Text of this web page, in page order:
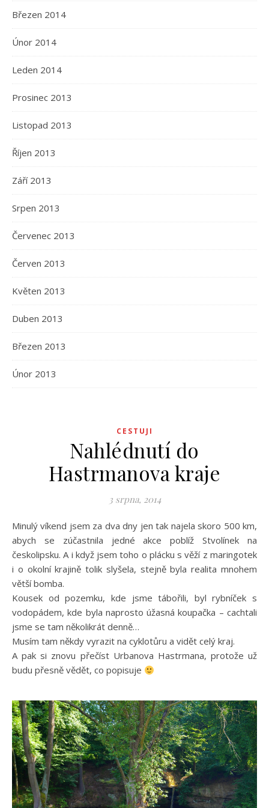
Březen 2014
Únor 2014
Leden 2014
Prosinec 2013
Listopad 2013
Říjen 2013
Září 2013
Srpen 2013
Červenec 2013
Červen 2013
Květen 2013
Duben 2013
Březen 2013
Únor 2013
CESTUJI
Nahlédnutí do
Hastrmanova kraje
3 srpna, 2014
Minulý víkend jsem za dva dny jen tak najela skoro 500 km,
abych se zúčastnila jedné akce poblíž Stvolínek na
českolipsku. A i když jsem toho o plácku s věží z maringotek
i o okolní krajině tolik slyšela, stejně byla realita mnohem
větší bomba.
Kousek od pozemku, kde jsme tábořili, byl rybníček s
vodopádem, kde byla naprosto úžasná koupačka – cachtali
jsme se tam několikrát denně…
Musím tam někdy vyrazit na cyklotůru a vidět celý kraj.
A pak si znovu přečíst Urbanova Hastrmana, protože už
budu přesně vědět, co popisuje